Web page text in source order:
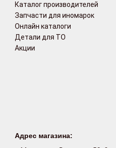
Каталог производителей
Запчасти для иномарок
Онлайн каталоги
Детали для ТО
Акции
Адрес магазина: